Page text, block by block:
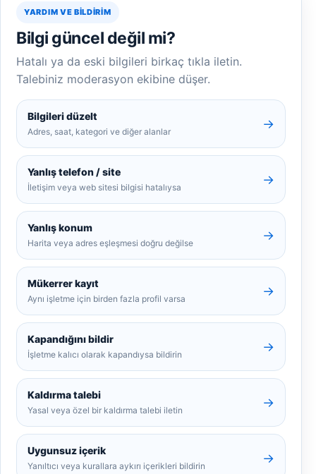
YARDIM VE BILDIRIM
Bilgi güncel değil mi?
Hatalı ya da eski bilgileri birkaç tıkla iletin.
Talebiniz moderasyon ekibine düşer.
Bilgileri düzelt
Adres, saat, kategori ve diğer alanlar
→
Yanlış telefon / site
İletişim veya web sitesi bilgisi hatalıysa
→
Yanlış konum
Harita veya adres eşleşmesi doğru değilse
→
Mükerrer kayıt
Aynı işletme için birden fazla profil varsa
→
Kapandığını bildir
İşletme kalıcı olarak kapandıysa bildirin
→
Kaldırma talebi
Yasal veya özel bir kaldırma talebi iletin
→
Uygunsuz içerik
Yanıltıcı veya kurallara aykırı içerikleri bildirin
→